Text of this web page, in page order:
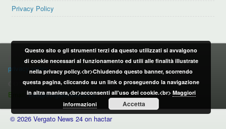
Privacy Policy
PRIVACY POLICY
privacy policy
CONTATTI:
Email:info@vergatonews24.it
© 2026 Vergato News 24 on hactar
Questo sito o gli strumenti terzi da questo utilizzati si avvalgono
di cookie necessari al funzionamento ed utili alle finalità illustrate
nella privacy policy.<br>Chiudendo questo banner, scorrendo
questa pagina, cliccando su un link o proseguendo la navigazione
in altra maniera,<br>acconsenti all'uso dei cookie.<br> Maggiori
informazioni
Accetta